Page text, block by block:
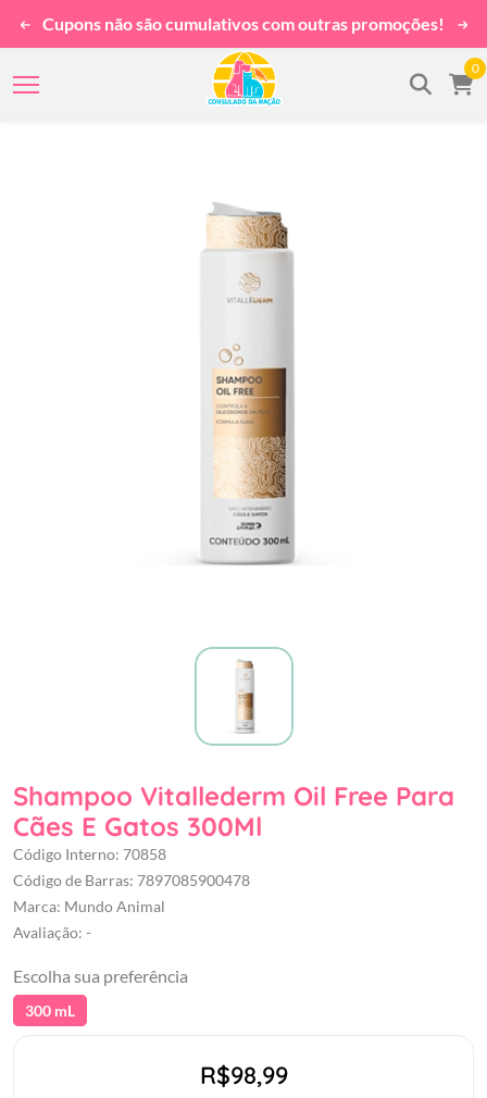
Cupons não são cumulativos com outras promoções!
0
Shampoo Vitallederm Oil Free Para
Cães E Gatos 300Ml
Código Interno: 70858
Código de Barras: 7897085900478
Marca: Mundo Animal
Avaliação: -
Escolha sua preferência
300 mL
R$98,99